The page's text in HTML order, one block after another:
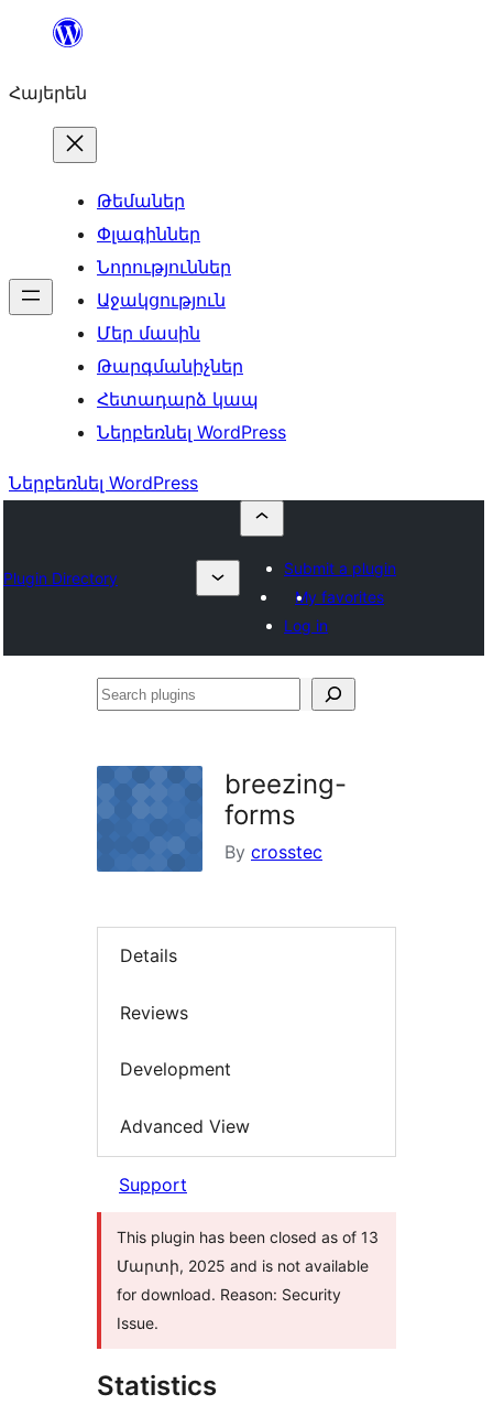
Անցնել
Հայերեն
Թեմաներ
Փլագիններ
Նորություններ
Աջակցություն
Մեր մասին
Թարգմանիչներ
Հետադարձ կապ
Ներբեռնել WordPress
Ներբեռնել WordPress
Plugin Directory
Submit a plugin
My favorites
Log in
Search
breezing-
forms
By crosstec
Details
Reviews
Development
Advanced View
Support
This plugin has been closed as of 13
Մարտի, 2025 and is not available
for download. Reason: Security
Issue.
Statistics